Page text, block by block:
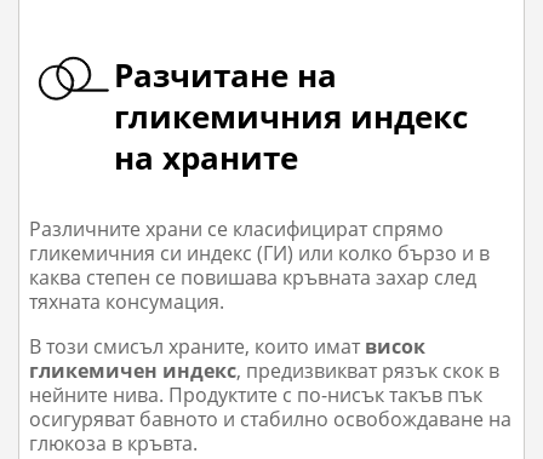
Разчитане на
гликемичния индекс
на храните
Различните храни се класифицират спрямо
гликемичния си индекс (ГИ) или колко бързо и в
каква степен се повишава кръвната захар след
тяхната консумация.
В този смисъл храните, които иматвисок
гликемичен индекс, предизвикват рязък скок в
нейните нива. Продуктите с по-нисък такъв пък
осигуряват бавното и стабилно освобождаване на
глюкоза в кръвта.